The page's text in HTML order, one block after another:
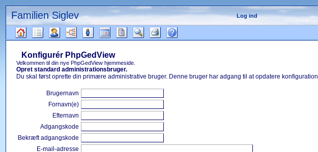
Familien Siglev Log ind
Gå
Læsetips
Konfigurér PhpGedView
Velkommen til din nye PhpGedView hjemmeside.
Opret standard administrationsbruger.
Du skal først oprette din primære administrative bruger. Denne bruger har adgang til at opdatere
Brugernavn
Fornavn(e)
Efternavn
Adgangskode
Bekræft adgangskode
E-mail-adresse